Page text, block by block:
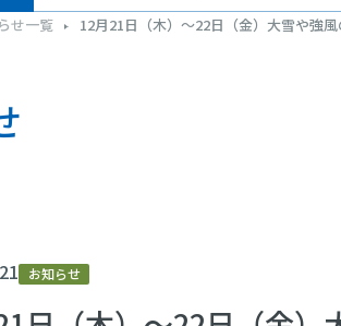
せ一覧 12月21日（木）～22日（金）大雪や強
お知らせ